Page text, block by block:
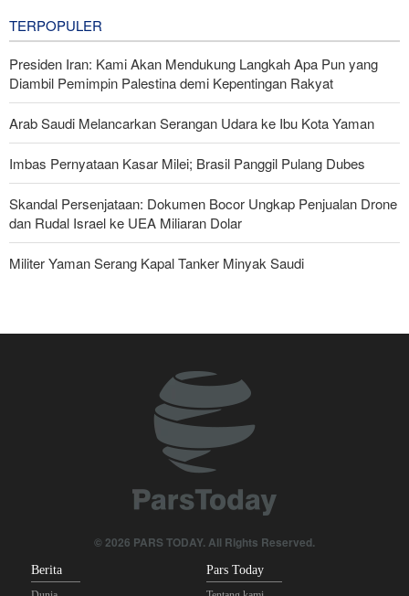
TERPOPULER
Presiden Iran: Kami Akan Mendukung Langkah Apa Pun yang
Diambil Pemimpin Palestina demi Kepentingan Rakyat
Arab Saudi Melancarkan Serangan Udara ke Ibu Kota Yaman
Imbas Pernyataan Kasar Milei; Brasil Panggil Pulang Dubes
Skandal Persenjataan: Dokumen Bocor Ungkap Penjualan Drone
dan Rudal Israel ke UEA Miliaran Dolar
Militer Yaman Serang Kapal Tanker Minyak Saudi
Brigjen Ebnolreza: Teknologi Iran Lebih Unggul daripada Sistem
Impor Mana Pun di Kawasan
Pangkalan Terorisnya!
Ledakan yang Mengguncang UEA; Di Mana Jebel Ali dan
© 2026 PARS TODAY. All Rights Reserved.
Berita Pars Today